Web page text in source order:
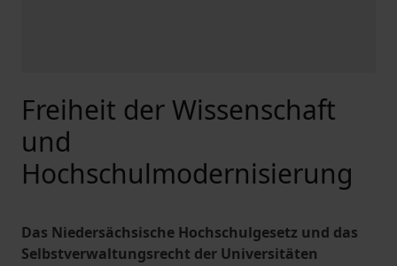
Freiheit der Wissenschaft
und
Hochschulmodernisierung
Das Niedersächsische Hochschulgesetz und das
Selbstverwaltungsrecht der Universitäten